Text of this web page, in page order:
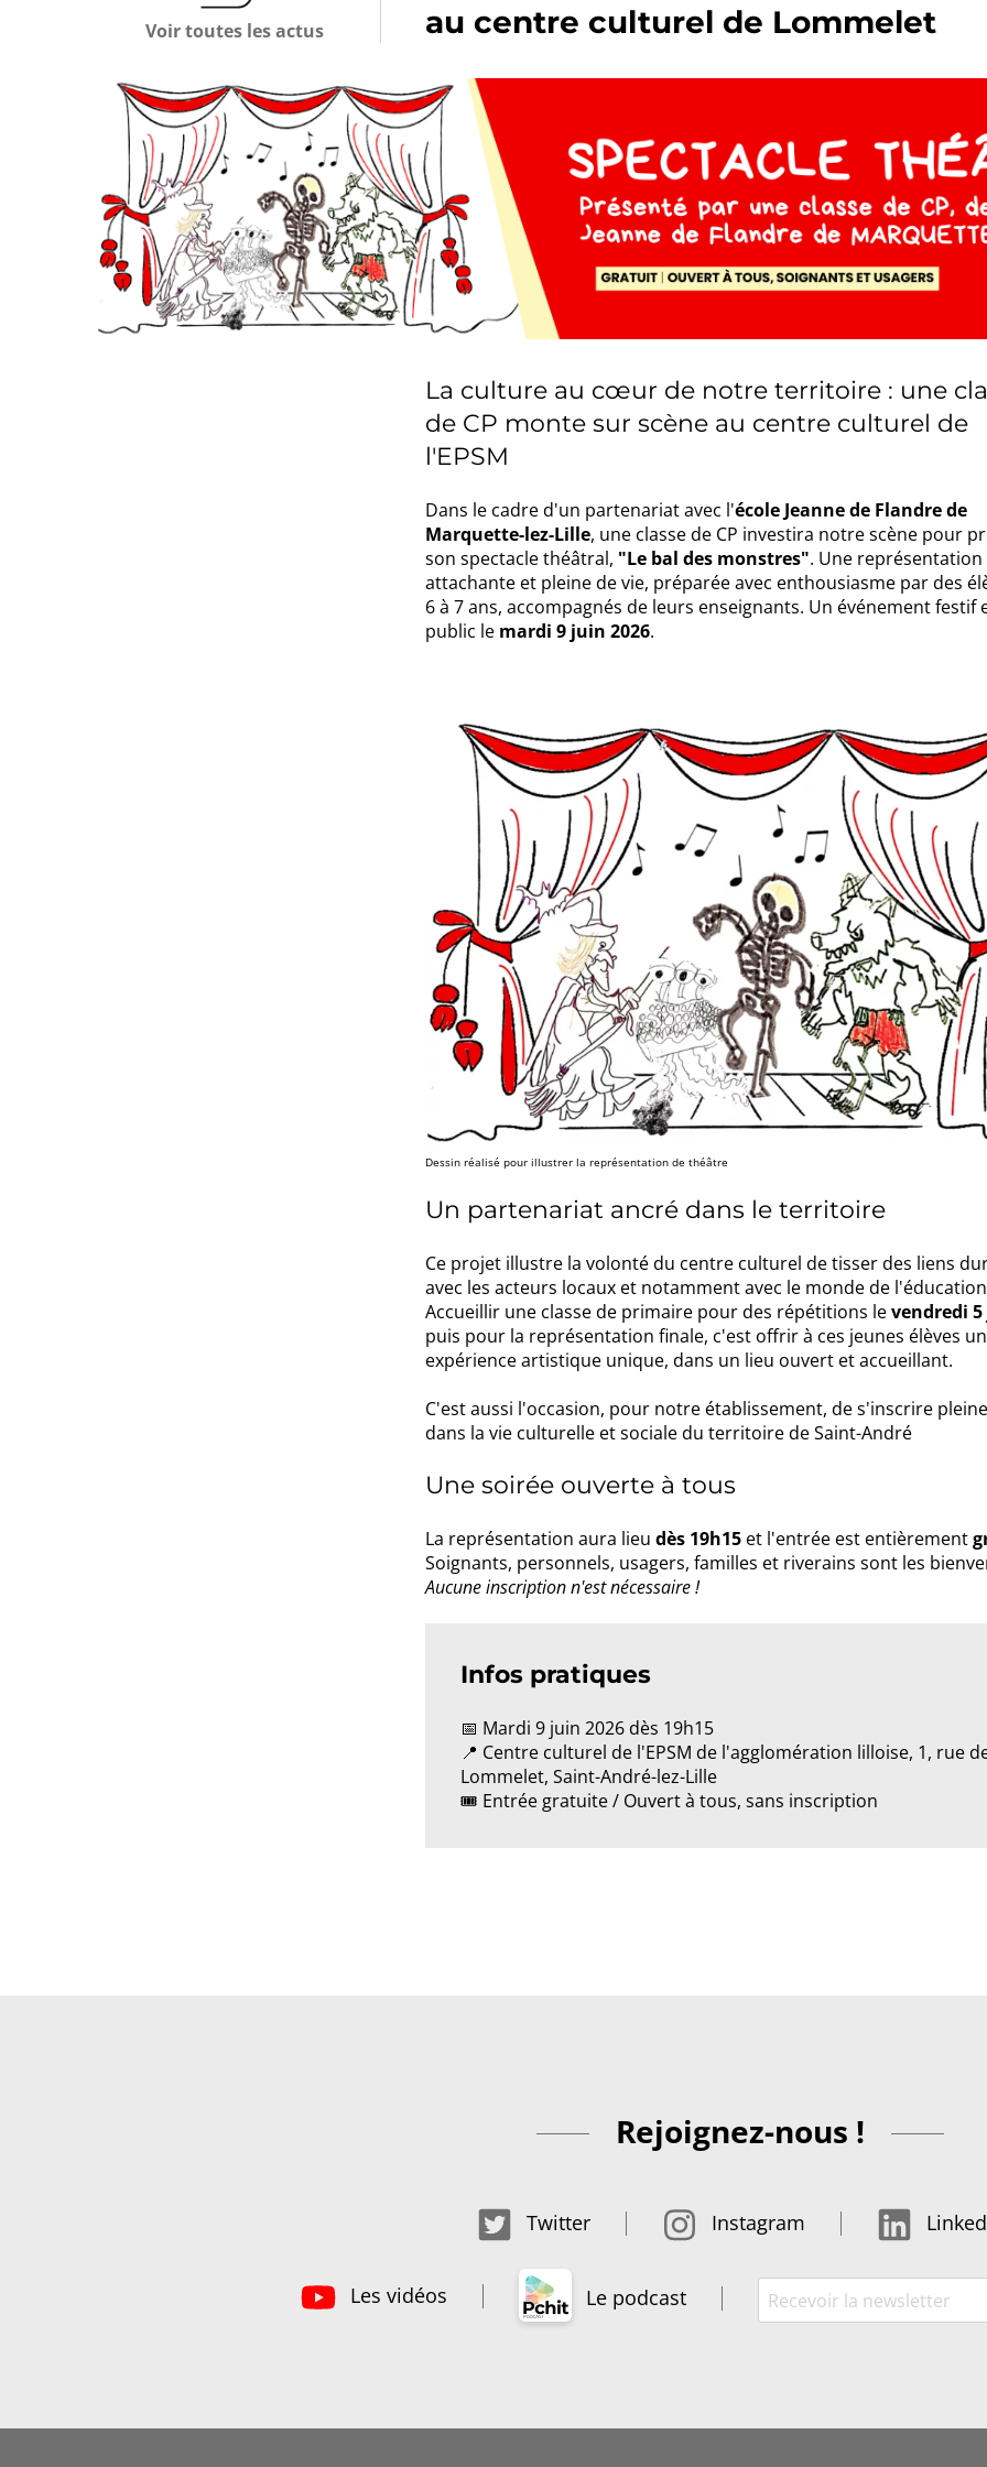
Voir toutes les actus
au centre culturel de Lommelet
La culture au cœur de notre territoire : une
de CP monte sur scène au centre culturel de
l'EPSM
Dans le cadre d'un partenariat avec l'école Jeanne de Flandre de
Marquette-lez-Lille, une classe de CP investira notre scène pour
son spectacle théâtral, "Le bal des monstres". Une représentation
attachante et pleine de vie, préparée avec enthousiasme par des
6 à 7 ans, accompagnés de leurs enseignants. Un événement festif
public le mardi 9 juin 2026.
Dessin réalisé pour illustrer la représentation de théâtre
Un partenariat ancré dans le territoire
Ce projet illustre la volonté du centre culturel de tisser des liens
avec les acteurs locaux et notamment avec le monde de
Accueillir une classe de primaire pour des répétitions levendredi
puis pour la représentation finale, c'est offrir à ces jeunes élèves
expérience artistique unique, dans un lieu ouvert et accueillant.
C'est aussi l'occasion, pour notre établissement, de s'inscrire
dans la vie culturelle et sociale du territoire de Saint-André
Une soirée ouverte à tous
La représentation aura lieu dès 19h15 et l'entrée est entièrement
Soignants, personnels, usagers, familles et riverains sont les
Aucune inscription n'est nécessaire !
Infos pratiques
📅 Mardi 9 juin 2026 dès 19h15
📍 Centre culturel de l'EPSM de l'agglomération lilloise, 1, rue
Lommelet, Saint-André-lez-Lille
🎟️ Entrée gratuite / Ouvert à tous, sans inscription
Rejoignez-nous !
Twitter Instagram
Les vidéos Le podcast